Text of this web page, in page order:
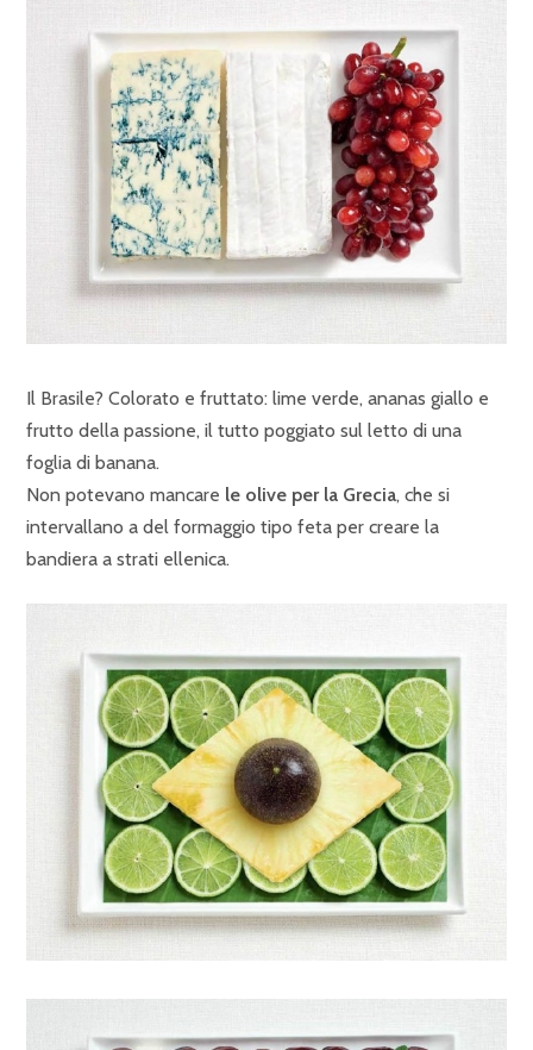
Il Brasile? Colorato e fruttato: lime verde, ananas giallo e
frutto della passione, il tutto poggiato sul letto di una
foglia di banana.
Non potevano mancare le olive per la Grecia, che si
intervallano a del formaggio tipo feta per creare la
bandiera a strati ellenica.